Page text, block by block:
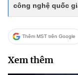
công nghệ quốc
Thêm MST trên Google
Xem thêm